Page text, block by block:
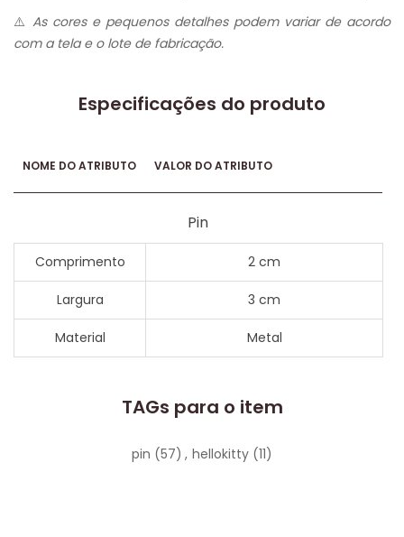
⚠️ As cores e pequenos detalhes podem variar de acordo
com a tela e o lote de fabricação.
Especificações do produto
NOME DO ATRIBUTO VALOR DO ATRIBUTO
Pin
Comprimento 2 cm
Largura 3 cm
Material Metal
TAGs para o item
pin (57) , hellokitty (11)